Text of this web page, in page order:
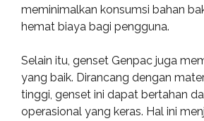
meminimalkan konsumsi bahan
hemat biaya bagi pengguna.
Selain itu, genset Genpac juga
yang baik. Dirancang dengan
tinggi, genset ini dapat bertahan
operasional yang keras. Hal ini